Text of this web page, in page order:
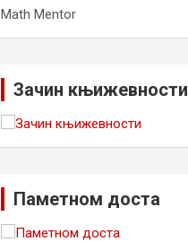
Math Mentor
Зачин књижевности
Паметном доста